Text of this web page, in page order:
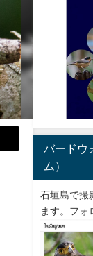
バードウ
ム）
石垣島で撮
ます。フォ